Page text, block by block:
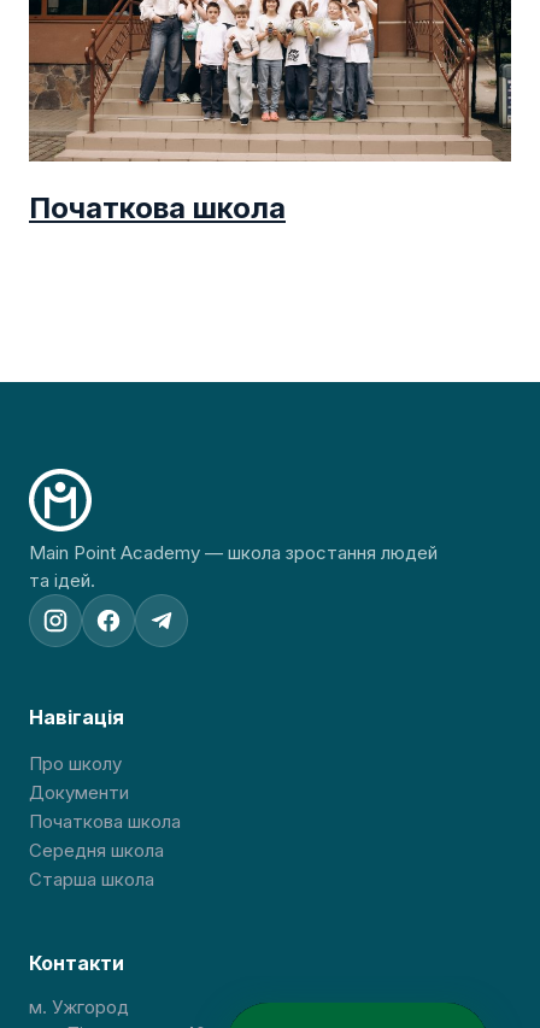
Початкова школа
Main Point Academy — школа зростання людей
та ідей.
Навігація
Про школу
Документи
Початкова школа
Середня школа
Старша школа
Контакти
м. Ужгород